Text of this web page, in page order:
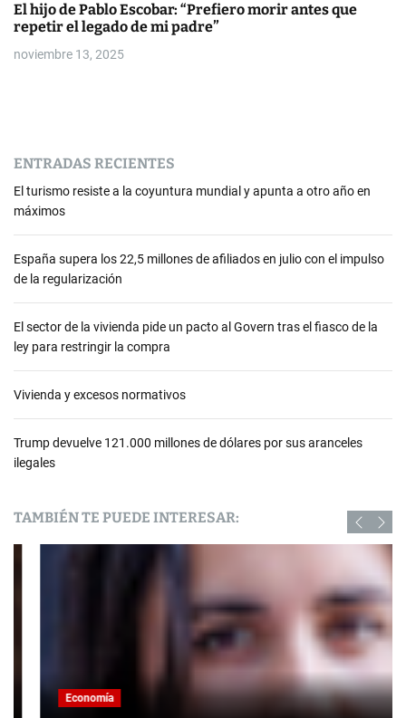
El hijo de Pablo Escobar: “Prefiero morir antes que
repetir el legado de mi padre”
noviembre 13, 2025
ENTRADAS RECIENTES
El turismo resiste a la coyuntura mundial y apunta a otro año en
máximos
España supera los 22,5 millones de afiliados en julio con el impulso
de la regularización
El sector de la vivienda pide un pacto al Govern tras el fiasco de la
ley para restringir la compra
Vivienda y excesos normativos
Trump devuelve 121.000 millones de dólares por sus aranceles
ilegales
TAMBIÉN TE PUEDE INTERESAR:
Economía